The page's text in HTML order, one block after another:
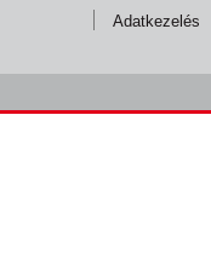
Adatkezelés